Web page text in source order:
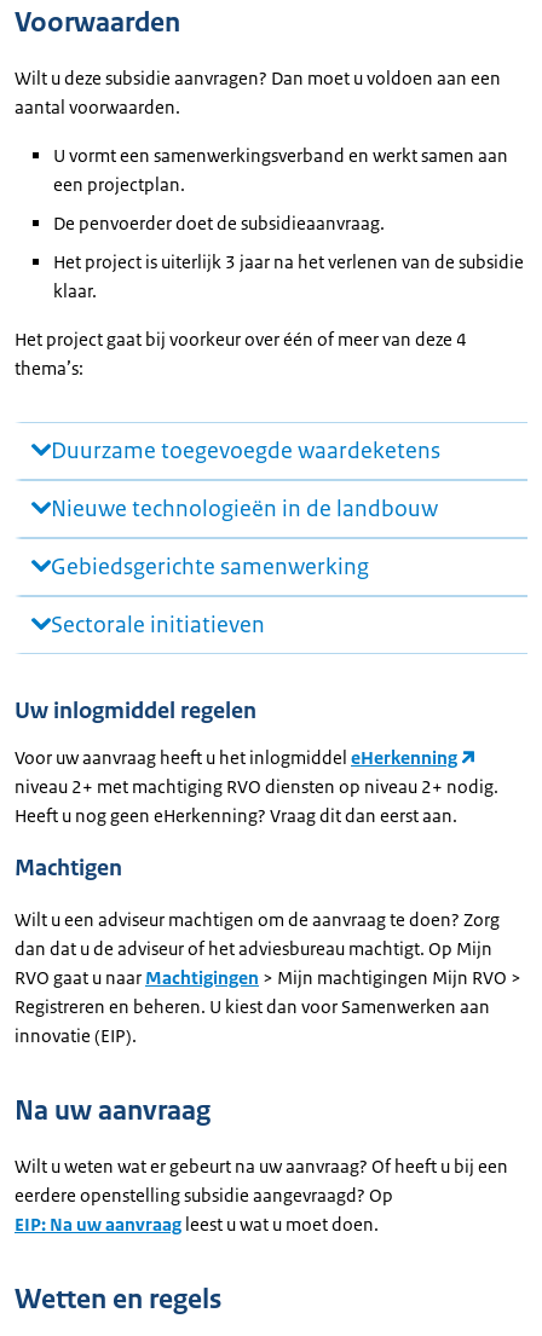
Voorwaarden
Wilt u deze subsidie aanvragen? Dan moet u voldoen aan een
aantal voorwaarden.
U vormt een samenwerkingsverband en werkt samen aan
een projectplan.
De penvoerder doet de subsidieaanvraag.
Het project is uiterlijk 3 jaar na het verlenen van de subsidie
klaar.
Het project gaat bij voorkeur over één of meer van deze 4
thema’s:
Duurzame toegevoegde waardeketens
Nieuwe technologieën in de landbouw
Gebiedsgerichte samenwerking
Sectorale initiatieven
Uw inlogmiddel regelen
Voor uw aanvraag heeft u het inlogmiddel eHerkenning
niveau 2+ met machtiging RVO diensten op niveau 2+ nodig.
Heeft u nog geen eHerkenning? Vraag dit dan eerst aan.
Machtigen
Wilt u een adviseur machtigen om de aanvraag te doen? Zorg
dan dat u de adviseur of het adviesbureau machtigt. Op Mijn
RVO gaat u naar Machtigingen > Mijn machtigingen Mijn RVO >
Registreren en beheren. U kiest dan voor Samenwerken aan
innovatie (EIP).
Na uw aanvraag
Wilt u weten wat er gebeurt na uw aanvraag? Of heeft u bij een
eerdere openstelling subsidie aangevraagd? Op
EIP: Na uw aanvraag leest u wat u moet doen.
Wetten en regels